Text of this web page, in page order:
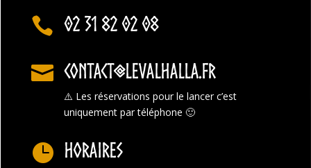
 02 31 82 02 08
 contact@levalhalla.fr
⚠️ Les réservations pour le lancer c’est
uniquement par téléphone 🙂
 Horaires